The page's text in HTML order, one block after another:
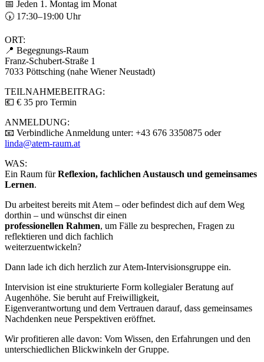
📅 Jeden 1. Montag im Monat
🕠 17:30–19:00 Uhr
ORT:
📍 Begegnungs-Raum
Franz-Schubert-Straße 1
7033 Pöttsching (nahe Wiener Neustadt)
TEILNAHMEBEITRAG:
💶 € 35 pro Termin
ANMELDUNG:
📧 Verbindliche Anmeldung unter: +43 676 3350875 oder
linda@atem-raum.at
WAS:
Ein Raum fürReflexion, fachlichen Austausch und gemeinsames
Lernen.
Du arbeitest bereits mit Atem – oder befindest dich auf dem Weg
dorthin – und wünschst dir einen
professionellen Rahmen, um Fälle zu besprechen, Fragen zu
reflektieren und dich fachlich
weiterzuentwickeln?
Dann lade ich dich herzlich zur Atem-Intervisionsgruppe ein.
Intervision ist eine strukturierte Form kollegialer Beratung auf
Augenhöhe. Sie beruht auf Freiwilligkeit,
Eigenverantwortung und dem Vertrauen darauf, dass gemeinsames
Nachdenken neue Perspektiven eröffnet.
Wir profitieren alle davon: Vom Wissen, den Erfahrungen und den
unterschiedlichen Blickwinkeln der Gruppe.